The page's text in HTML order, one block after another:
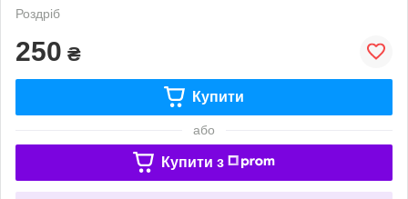
Роздріб
250 ₴
Купити
або
Купити з